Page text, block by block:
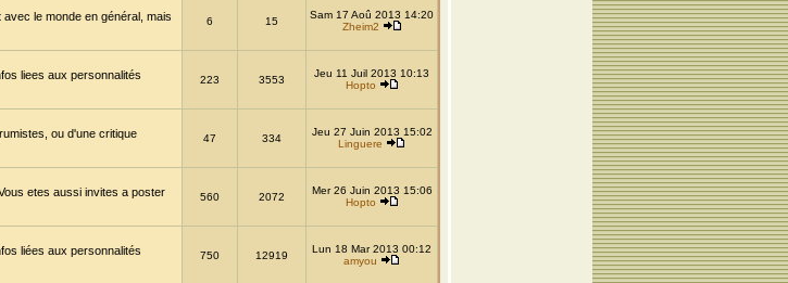
le monde en général, mais
6 15
Sam 17 Aoû 2013 14:20
Zheim2
liees aux personnalités
223 3553
Jeu 11 Juil 2013 10:13
Hopto
ou d'une critique
47 334
Jeu 27 Juin 2013 15:02
Linguere
etes aussi invites a poster
560 2072
Mer 26 Juin 2013 15:06
Hopto
liées aux personnalités
750 12919
Lun 18 Mar 2013 00:12
amyou